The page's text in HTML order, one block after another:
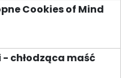
zł
Cookies of Mind
chłodząca maść